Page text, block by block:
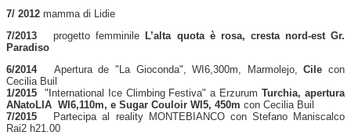
7/ 2012 mamma di Lidie
7/2013 progetto femminile
L’alta quota è rosa, cresta nord-est Gr.
Paradiso
6/2014Apertura de "La Gioconda", WI6,300m, Marmolejo,Cilecon
Cecilia Buil
1/2015 "International Ice Climbing Festiva" a ErzurumTurchia, apertura
ANatoLIA WI6,110m, e Sugar Couloir WI5, 450m con Cecilia Buil
7/2015 Partecipa al reality MONTEBIANCO con Stefano Maniscalco
Rai2 h21.00